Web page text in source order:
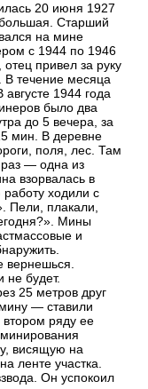
20 июня 1927
Старший
на мине
с 1944 по 1946
привел за руку
В течение месяца
1944 года
было два
до 5 вечера, за
мин. В деревне
поля, лес. Там
— одна из
взорвалась в
ходили с
Пели, плакали,
Мины
и
будет.
25 метров друг
— ставили
ряду ее
висящую на
ленте участка.
Он успокоил